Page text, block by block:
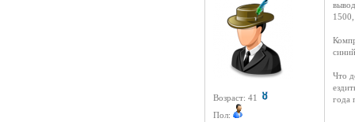
Возраст: 41
Пол:
Что
года